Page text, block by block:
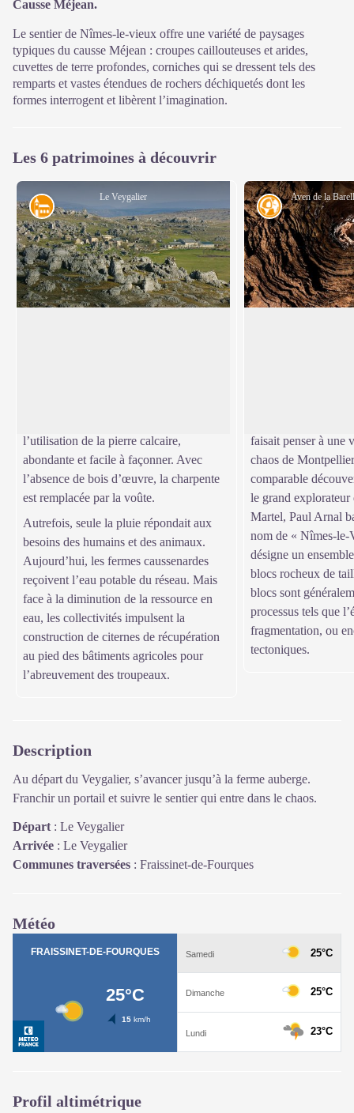
Causse Méjean.
Le sentier de Nîmes-le-vieux offre une variété de paysages
typiques du causse Méjean : croupes caillouteuses et arides,
cuvettes de terre profondes, corniches qui se dressent tels des
remparts et vastes étendues de rochers déchiquetés dont les
formes interrogent et libèrent l’imagination.
Les 6 patrimoines à découvrir
Le Veygalier
Architecture
l’utilisation de la pierre calcaire,
abondante et facile à façonner. Avec
l’absence de bois d’œuvre, la charpente
est remplacée par la voûte.
Autrefois, seule la pluie répondait aux
besoins des humains et des animaux.
Aujourd’hui, les fermes caussenardes
reçoivent l’eau potable du réseau. Mais
face à la diminution de la ressource en
eau, les collectivités impulsent la
construction de citernes de récupération
au pied des bâtiments agricoles pour
l’abreuvement des troupeaux.
Géologie
faisait penser à une
chaos de
comparable
le grand explorateur
Martel, Paul Arnal
nom de « Nîmes-
désigne un
blocs rocheux de
blocs sont
processus tels que
fragmentation, ou
tectoniques.
Description
Au départ du Veygalier, s’avancer jusqu’à la ferme auberge.
Franchir un portail et suivre le sentier qui entre dans le chaos.
Départ : Le Veygalier
Arrivée : Le Veygalier
Communes traversées : Fraissinet-de-Fourques
Météo
Profil altimétrique